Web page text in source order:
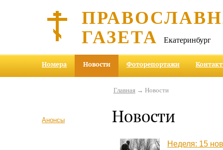
ГАЗЕТА Екатеринбург
Номера Новости Фоторепортажи
Анонсы
Главная→ Новости
Новости
Неделя: 15